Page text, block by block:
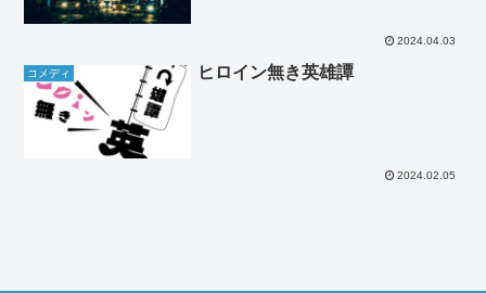
2024.04.03
コメディ ヒロイン無き英雄譚
2024.02.05